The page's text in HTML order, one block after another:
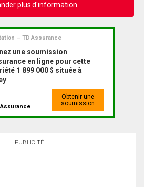
plus d'information
– TD Assurance
une soumission
en ligne pour cette
1 899 000 $ située à
Obtenir une
soumission
PUBLICITÉ